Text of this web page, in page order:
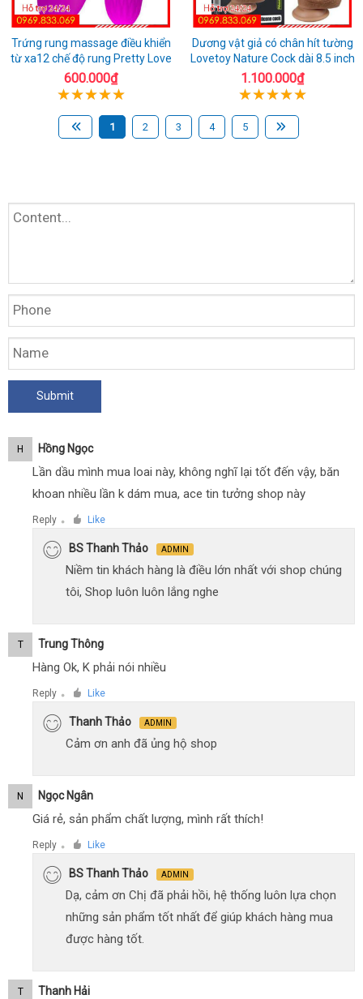
Trứng rung massage điều khiển
từ xa12 chế độ rung Pretty Love
600.000₫
Dương vật giả có chân hít tường
Lovetoy Nature Cock dài 8.5 inch
1.100.000₫
1 2 3 4 5
H Hồng Ngọc
Lần dầu mình mua loai này, không nghĩ lại tốt đến vậy, băn
khoan nhiều lần k dám mua, ace tin tưởng shop này
Reply ● Like
BS Thanh Thảo ADMIN
Niềm tin khách hàng là điều lớn nhất với shop chúng
tôi, Shop luôn luôn lắng nghe
T Trung Thông
Hàng Ok, K phải nói nhiều
Reply ● Like
Thanh Thảo ADMIN
Cảm ơn anh đã ủng hộ shop
N Ngọc Ngân
Giá rẻ, sản phẩm chất lượng, mình rất thích!
Reply ● Like
BS Thanh Thảo ADMIN
Dạ, cảm ơn Chị đã phải hồi, hệ thống luôn lựa chọn
những sản phẩm tốt nhất để giúp khách hàng mua
được hàng tốt.
T Thanh Hải